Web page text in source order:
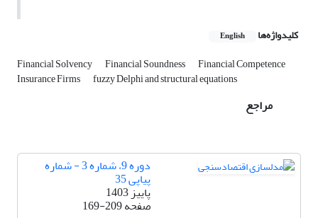
کلیدواژه‌ها English
Financial Solvency Financial Soundness Financial Competence
Insurance Firms fuzzy Delphi and structural equations
مراجع
دوره 9، شماره 3 - شماره
پیاپی 35
پاییز 1403
صفحه169-209